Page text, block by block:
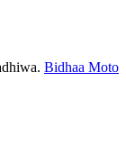
Bidhaa Moto